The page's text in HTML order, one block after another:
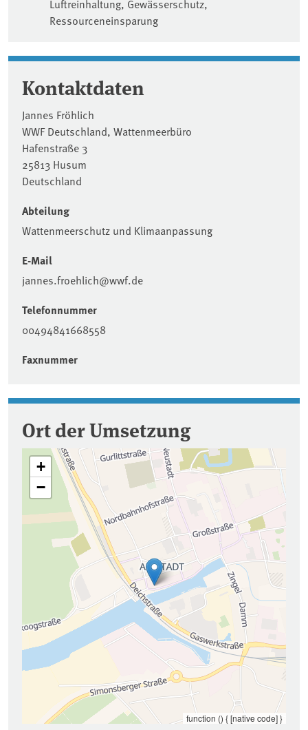
Luftreinhaltung, Gewässerschutz,
Ressourceneinsparung
Kontaktdaten
Jannes Fröhlich
WWF Deutschland, Wattenmeerbüro
Hafenstraße 3
25813 Husum
Deutschland
Abteilung
Wattenmeerschutz und Klimaanpassung
E-Mail
jannes.froehlich@wwf.de
Telefonnummer
00494841668558
Faxnummer
Ort der Umsetzung
+
−
function () { [native code] }